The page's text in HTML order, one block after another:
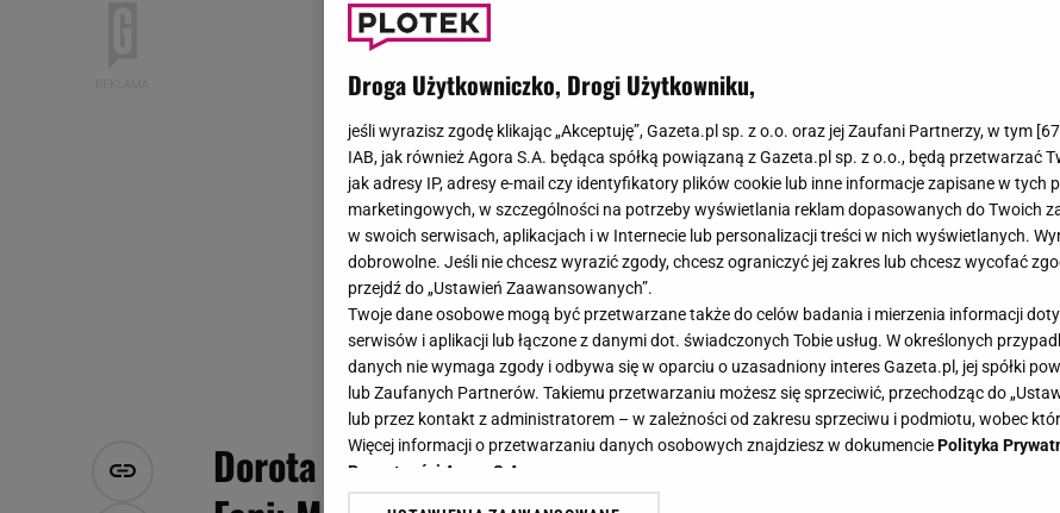
Dorota Szelągowska pokazała kulisy sesji zdjęciowej.
Droga Użytkowniczko, Drogi Użytkowniku,
jeśli wyrazisz zgodę klikając „Akceptuję”, Gazeta.pl sp. z o.o. oraz jej Zaufani Partnerzy, w tym [
IAB, jak również Agora S.A. będąca spółką powiązaną z Gazeta.pl sp. z o.o., będą przetwarzać
jak adresy IP, adresy e-mail czy identyfikatory plików cookie lub inne informacje zapisane w tych
marketingowych, w szczególności na potrzeby wyświetlania reklam dopasowanych do Twoich
w swoich serwisach, aplikacjach i w Internecie lub personalizacji treści w nich wyświetlanych.
dobrowolne. Jeśli nie chcesz wyrazić zgody, chcesz ograniczyć jej zakres lub chcesz wycofać
przejdź do „Ustawień Zaawansowanych”.
Twoje dane osobowe mogą być przetwarzane także do celów badania i mierzenia informacji
serwisów i aplikacji lub łączone z danymi dot. świadczonych Tobie usług. W określonych
danych nie wymaga zgody i odbywa się w oparciu o uzasadniony interes Gazeta.pl, jej spółki
lub Zaufanych Partnerów. Takiemu przetwarzaniu możesz się sprzeciwić, przechodząc do
lub przez kontakt z administratorem – w zależności od zakresu sprzeciwu i podmiotu, wobec
Więcej informacji o przetwarzaniu danych osobowych znajdziesz w dokumenciePolityka
Prywatności Agora S.A.